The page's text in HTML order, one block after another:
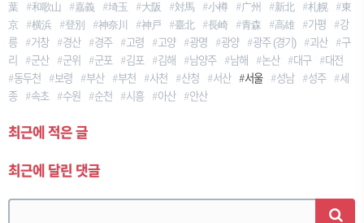
葉
和歌山 嘉義 埼玉 大阪 対馬 小樽 广州 新北 札幌
東
京
横浜 登別 神奈川 神戸 臺北 長崎 青森 高雄 가평
강
릉
거창 경산 경주 고령 고양 광명 광양 광주 (경기) 괴산
구
리
군산 군위 군포 김포 김해 남양주 남해 논산 대구
대전
동두천
보령 부산 부천 사천 산청 서산 서울 성남 성주
세
종
속초 수원 순천 시흥 아산 안산
최근에 적은 글
최근에 달린 댓글